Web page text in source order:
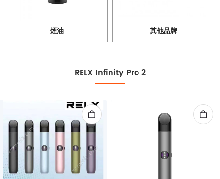
煙油 其他品牌
RELX Infinity Pro 2